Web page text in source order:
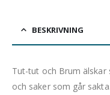
BESKRIVNING
Tut-tut och Brum älskar
och saker som går